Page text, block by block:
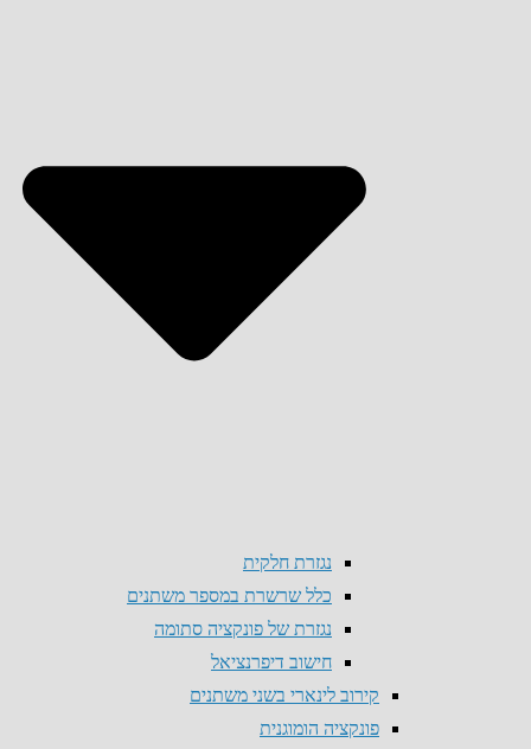
נגזרת חלקית
כלל שרשרת במספר משתנים
נגזרת של פונקציה סתומה
חישוב דיפרנציאל
קירוב לינארי בשני משתנים
פונקציה הומוגנית